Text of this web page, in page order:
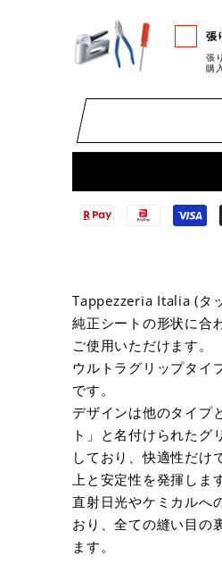
張
張
購
Tappezzeria Italia (タ
純正シートの形状に合
ご使用いただけます。
ウルトラグリップタイ
です。
デザインは他のタイプ
ト」と名付けられたグ
しており、快適性だけ
上と安定性を発揮します
直射日光やケミカルへ
おり、全ての縫い目の
ます。